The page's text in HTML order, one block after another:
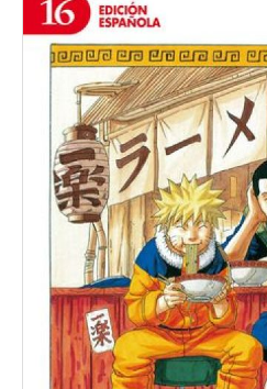
final
imágenes